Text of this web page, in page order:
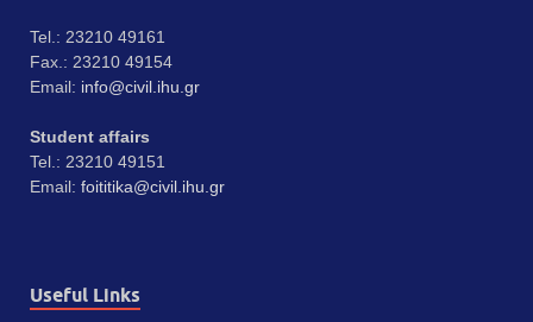
Tel.: 23210 49161
Fax.: 23210 49154
Email: info@civil.ihu.gr
Student affairs
Tel.: 23210 49151
Email: foititika@civil.ihu.gr
Useful Links